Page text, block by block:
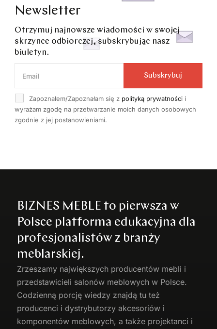
Newsletter
Otrzymuj najnowsze wiadomości w swojej
skrzynce odbiorczej, subskrybując nasz
biuletyn.
Zapoznałem/Zapoznałam się z polityką prywatności i
wyrażam zgodę na przetwarzanie moich danych osobowych
zgodnie z jej postanowieniami.
Subskrybuj
BIZNES MEBLE to pierwsza w
Polsce platforma edukacyjna dla
profesjonalistów z branży
meblarskiej.
Zrzeszamy największych producentów mebli i
przedstawicieli salonów meblowych w Polsce.
Codzienną porcję wiedzy znajdą tu też
producenci i dystrybutorzy akcesoriów i
komponentów meblowych, a także projektanci i